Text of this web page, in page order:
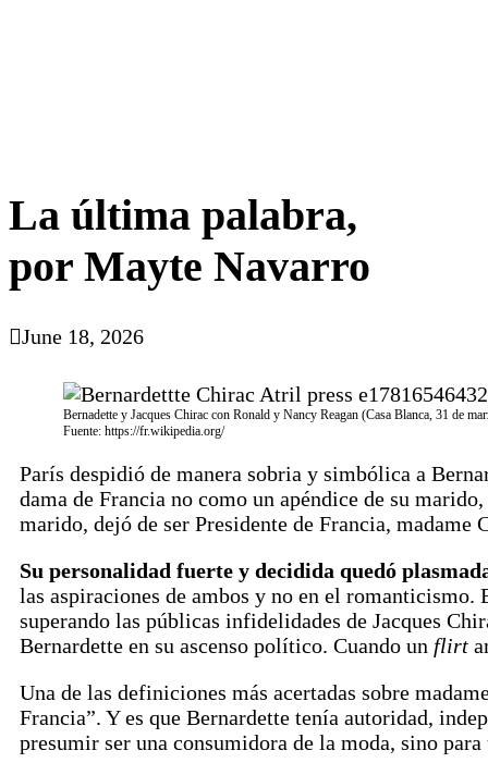
La última palabra,
por Mayte Navarro
June 18, 2026
Bernadette y Jacques Chirac con Ronald y Nancy Reagan (Casa Blanca, 31 de
Fuente: https://fr.wikipedia.org/
París despidió de manera sobria y simbólica a
dama de Francia no como un apéndice de su
marido, dejó de ser Presidente de Francia,
Su personalidad fuerte y decidida quedó
las aspiraciones de ambos y no en el
superando las públicas infidelidades de Jacques
Bernardette en su ascenso político. Cuando un flirt
Una de las definiciones más acertadas sobre
Francia”. Y es que Bernardette tenía autoridad,
presumir ser una consumidora de la moda, sino